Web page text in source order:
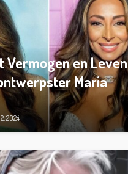
Vermogen en Leven
Maria
2024